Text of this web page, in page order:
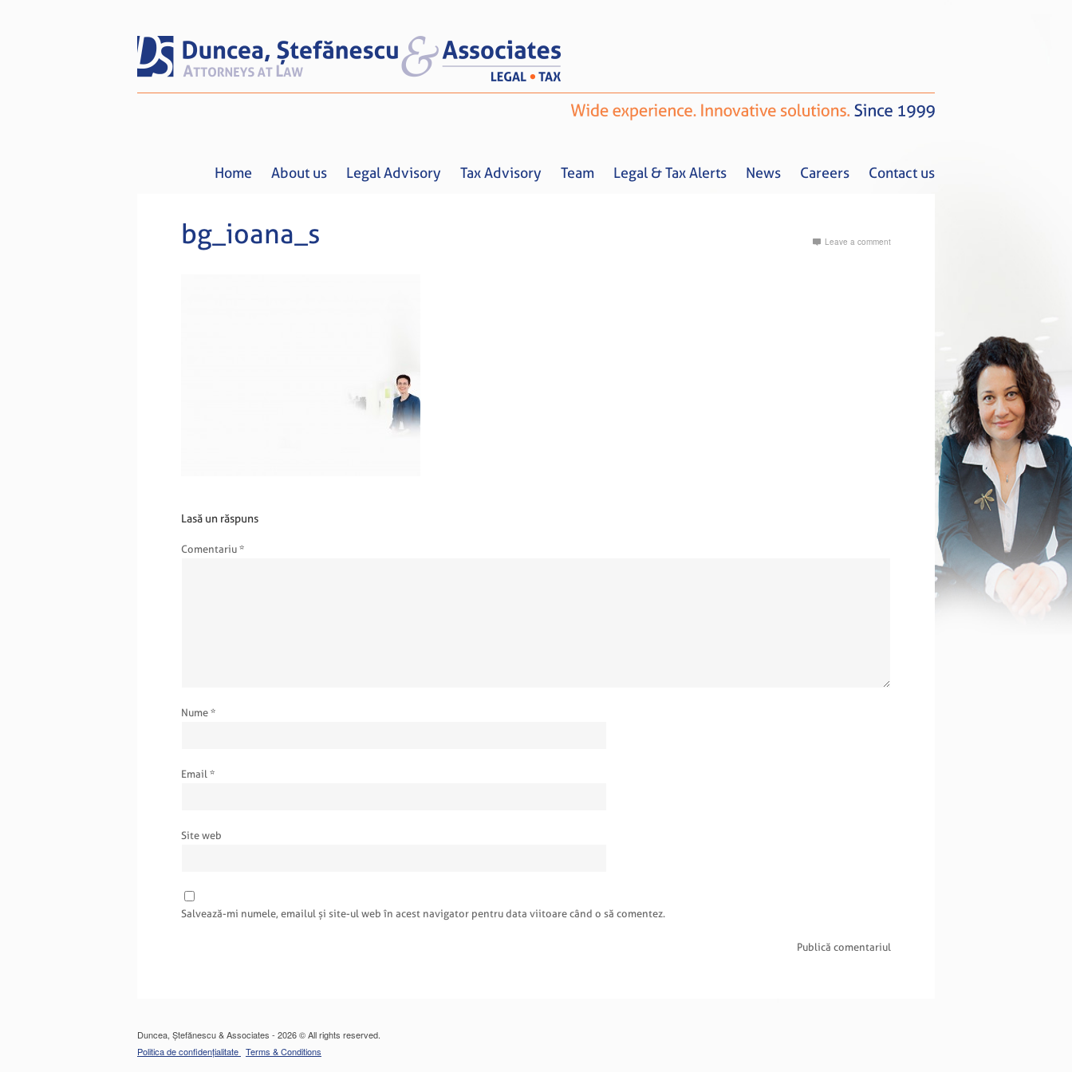
Home About us Legal Advisory Tax Advisory Team Legal & Tax Alerts News Careers Contact us
bg_ioana_s Leave a comment
Lasă un răspuns
Comentariu *
Nume *
Email *
Site web
Salvează-mi numele, emailul și site-ul web în acest navigator pentru data viitoare când o să comentez.
Duncea, Ștefănescu & Associates - 2026 © All rights reserved.
Politica de confidențialitate Terms & Conditions